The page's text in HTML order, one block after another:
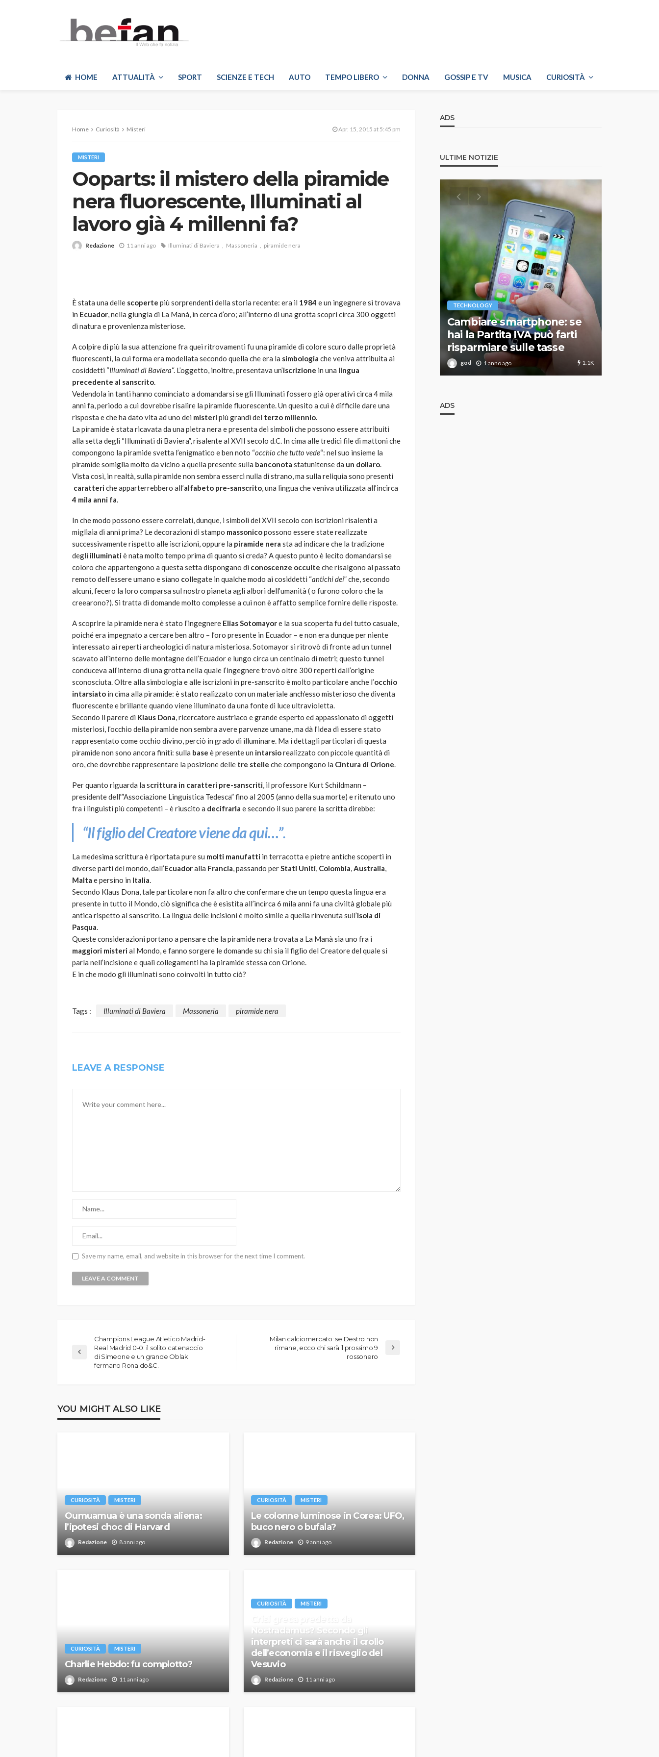
HOME ATTUALITÀ SPORT SCIENZE E TECH AUTO TEMPO LIBERO DONNA GOSSIP E TV MUSICA CURIOSITÀ
Home Curiosità Misteri Apr. 15, 2015 at 5:45 pm
MISTERI
Ooparts: il mistero della piramide
nera fluorescente, Illuminati al
lavoro già 4 millenni fa?
Redazione 11 anni ago Illuminati di Baviera Massoneria piramide nera
È stata una delle scoperte più sorprendentidella storia recente: era il 1984 e un ingegnere si trovava
in Ecuador, nella giungla di La Manà, in cerca d’oro; all’interno di una grotta scoprì circa 300 oggetti
di natura e provenienza misteriose.
A colpire di più la sua attenzione fra quei ritrovamenti fu una piramide di colore scuro dalle proprietà
fluorescenti, la cui forma era modellata secondo quella che era la simbologia che veniva attribuita ai
cosiddetti “Illuminati di Baviera“. L’oggetto, inoltre, presentava un’iscrizione in una lingua
precedente al sanscrito.
Vedendola in tanti hanno cominciato a domandarsi se gli Illuminati fossero già operativi circa 4 mila
anni fa, periodo a cui dovrebbe risalire la piramide fluorescente. Un quesito a cui è difficile dare una
risposta e che ha dato vita ad uno dei misteripiù grandi del terzo millennio.
La piramide è stata ricavata da una pietra nera e presenta dei simboli che possono essere attribuiti
alla setta degli “Illuminati di Baviera”, risalente al XVII secolo d.C. In cima alle tredici file di mattoni che
compongono la piramide svetta l’enigmatico e ben noto “occhio che tutto vede“: nel suo insieme la
piramide somiglia molto da vicino a quella presente sulla banconota statunitense da un dollaro.
Vista così, in realtà, sulla piramide non sembra esserci nulla di strano, ma sulla reliquia sono presenti
caratteriche apparterrebbero all’alfabeto pre-sanscrito, una lingua che veniva utilizzata all’incirca
4 mila anni fa.
In che modo possono essere correlati, dunque, i simboli del XVII secolo con iscrizioni risalenti a
migliaia di anni prima? Le decorazioni di stampo massonicopossono essere state realizzate
successivamente rispetto alle iscrizioni, oppure la piramide nera sta ad indicare che la tradizione
degli illuminatiè nata molto tempo prima di quanto si creda? A questo punto è lecito domandarsi se
coloro che appartengono a questa setta dispongano di conoscenze occulte che risalgono al passato
remoto dell’essere umano e siano collegate in qualche modo ai cosiddetti “antichi dei” che, secondo
alcuni, fecero la loro comparsa sul nostro pianeta agli albori dell’umanità ( o furono coloro che la
creearono?). Si tratta di domande molto complesse a cui non è affatto semplice fornire delle risposte.
A scoprire la piramide nera è stato l’ingegnere Elias Sotomayore la sua scoperta fu del tutto casuale,
poiché era impegnato a cercare ben altro – l’oro presente in Ecuador – e non era dunque per niente
interessato ai reperti archeologici di natura misteriosa. Sotomayor si ritrovò di fronte ad un tunnel
scavato all’interno delle montagne dell’Ecuador e lungo circa un centinaio di metri; questo tunnel
conduceva all’interno di una grotta nella quale l’ingegnere trovò oltre 300 reperti dall’origine
sconosciuta. Oltre alla simbologia e alle iscrizioni in pre-sanscrito è molto particolare anche l’occhio
intarsiato in cima alla piramide: è stato realizzato con un materiale anch’esso misterioso che diventa
fluorescente e brillante quando viene illuminato da una fonte di luce ultravioletta.
Secondo il parere di Klaus Dona, ricercatore austriaco e grande esperto ed appassionato di oggetti
misteriosi, l’occhio della piramide non sembra avere parvenze umane, ma dà l’idea di essere stato
rappresentato come occhio divino, perciò in grado di illuminare. Ma i dettagli particolari di questa
piramide non sono ancora finiti: sulla base è presente un intarsiorealizzato con piccole quantità di
oro, che dovrebbe rappresentare la posizione delle tre stelle che compongono la Cintura di Orione.
Per quanto riguarda la scrittura in caratteri pre-sanscriti, il professore Kurt Schildmann –
presidente dell'”Associazione Linguistica Tedesca” fino al 2005 (anno della sua morte) e ritenuto uno
fra i linguisti più competenti – è riuscito a decifrarla e secondo il suo parere la scritta direbbe:
“Il figlio del Creatore viene da qui…”.
La medesima scrittura è riportata pure su molti manufatti in terracotta e pietre antiche scoperti in
diverse parti del mondo, dall’Ecuadoralla Francia, passando perStati Uniti, Colombia,Australia,
Malta e persino in Italia.
Secondo Klaus Dona, tale particolare non fa altro che confermare che un tempo questa lingua era
presente in tutto il Mondo, ciò significa che è esistita all’incirca 6 mila anni fa una civiltà globale più
antica rispetto al sanscrito. La lingua delle incisioni è molto simile a quella rinvenuta sull’Isola di
Pasqua.
Queste considerazioni portano a pensare che la piramide nera trovata a La Manà sia uno fra i
maggiori misterial Mondo, e fanno sorgere le domande su chi sia il figlio del Creatore del quale si
parla nell’incisione e quali collegamenti ha la piramide stessa con Orione.
E in che modo gli illuminati sono coinvolti in tutto ciò?
Tags : Illuminati di Baviera Massoneria piramide nera
LEAVE A RESPONSE
Save my name, email, and website in this browser for the next time I comment.
Champions League Atletico Madrid-
Real Madrid 0-0: il solito catenaccio
di Simeone e un grande Oblak
fermano Ronaldo&C.
Milan calciomercato: se Destro non
rimane, ecco chi sarà il prossimo 9
rossonero
YOU MIGHT ALSO LIKE
CURIOSITÀ MISTERI
Oumuamua è una sonda aliena:
l’ipotesi choc di Harvard
Redazione 8 anni ago
CURIOSITÀ MISTERI
Le colonne luminose in Corea: UFO,
buco nero o bufala?
Redazione 9 anni ago
CURIOSITÀ MISTERI
Charlie Hebdo: fu complotto?
Redazione 11 anni ago
CURIOSITÀ MISTERI
Nostradamus? Secondo gli
interpreti ci sarà anche il crollo
dell’economia e il risveglio del
Vesuvio
Redazione 11 anni ago
ADS
ULTIME NOTIZIE
VARIE
scegliere per il tuo prato
god 1 anno ago 786
Davis: tennis mondiale e
passione per
abbracciano la stessa causa
god 9 mesi ago
TECHNOLOGY
Cambiare smartphone: se
hai la Partita IVA può farti
risparmiare sulle tasse
god 1 anno ago 1.1K
ADS